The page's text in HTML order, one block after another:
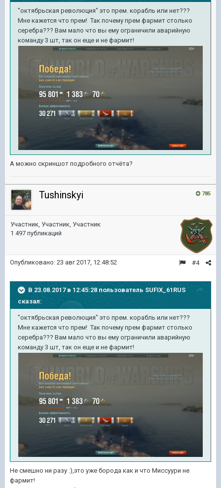
"октябрьская революция" это прем. корабль или нет???
Мне кажется что прем! Так почему прем фармит столько
серебра??? Вам мало что вы ему ограничили аварийную
команду 3 шт, так он еще и не фармит!
А можно скриншот подробного отчёта?
785
Tushinskyi
Участник, Участник, Участник
1 497 публикаций
#4
Опубликовано: 23 авг 2017, 12:48:52
В 23.08.2017 в 12:45:28 пользователь SUFIX_61RUS
сказал:
"октябрьская революция" это прем. корабль или нет???
Мне кажется что прем! Так почему прем фармит столько
серебра??? Вам мало что вы ему ограничили аварийную
команду 3 шт, так он еще и не фармит!
Не смешно ни разу :),это уже борода как и что Миссуури не
фармит!